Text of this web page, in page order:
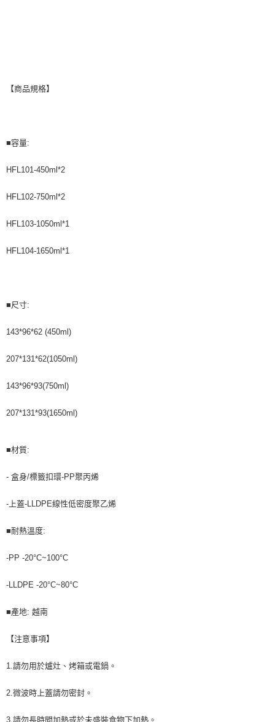
【商品規格】
■容量:
HFL101-450ml*2
HFL102-750ml*2
HFL103-1050ml*1
HFL104-1650ml*1
■尺寸:
143*96*62 (450ml)
207*131*62(1050ml)
143*96*93(750ml)
207*131*93(1650ml)
■材質:
- 盒身/標籤扣環-PP聚丙烯
-上蓋-LLDPE線性低密度聚乙烯
■耐熱溫度:
-PP -20°C~100°C
-LLDPE -20°C~80°C
■產地: 越南
【注意事項】
1.請勿用於爐灶、烤箱或電鍋。
2.微波時上蓋請勿密封。
3.請勿長時間加熱或於未盛裝食物下加熱。